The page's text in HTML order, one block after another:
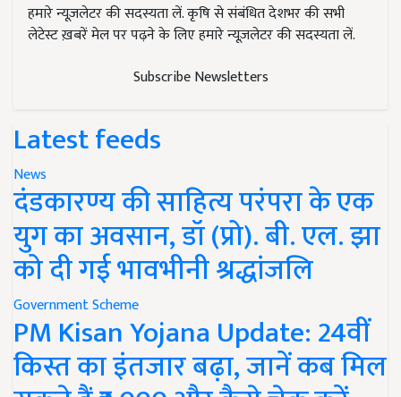
हमारे न्यूज़लेटर की सदस्यता लें. कृषि से संबंधित देशभर की सभी
लेटेस्ट ख़बरें मेल पर पढ़ने के लिए हमारे न्यूज़लेटर की सदस्यता लें.
Subscribe Newsletters
Latest feeds
News
दंडकारण्य की साहित्य परंपरा के एक
युग का अवसान, डॉ (प्रो). बी. एल. झा
को दी गई भावभीनी श्रद्धांजलि
Government Scheme
PM Kisan Yojana Update: 24वीं
किस्त का इंतजार बढ़ा, जानें कब मिल